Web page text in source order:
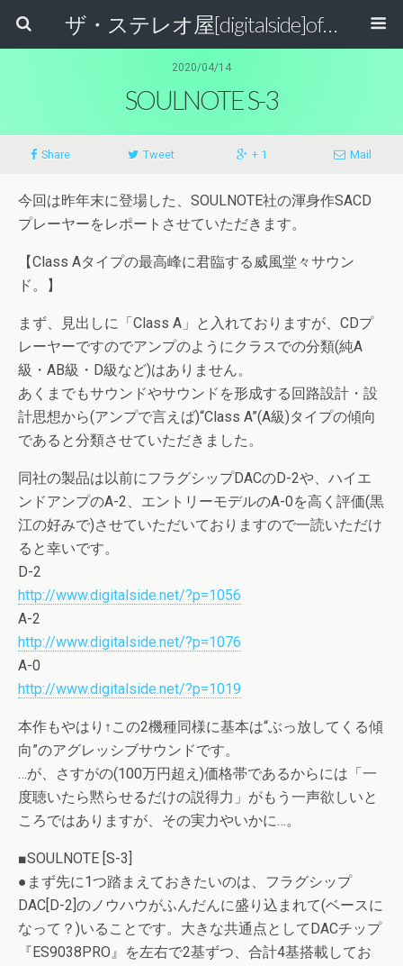
ザ・ステレオ屋[digitalside]official blog.
2020/04/14
SOULNOTE S-3
Share Tweet + 1 Mail
今回は昨年末に登場した、SOULNOTE社の渾身作SACD
プレーヤーをレポートさせていただきます。
【Class Aタイプの最高峰に君臨する威風堂々サウン
ド。】
まず、見出しに「Class A」と入れておりますが、CDプ
レーヤーですのでアンプのようにクラスでの分類(純A
級・AB級・D級など)はありません。
あくまでもサウンドやサウンドを形成する回路設計・設
計思想から(アンプで言えば)“Class A”(A級)タイプの傾向
であると分類させていただきました。
同社の製品は以前にフラグシップDACのD-2や、ハイエ
ンドアンプのA-2、エントリーモデルのA-0を高く評価(黒
江の好みで)させていただいておりますので一読いただけ
ると幸いです。
D-2
http://www.digitalside.net/?p=1056
A-2
http://www.digitalside.net/?p=1076
A-0
http://www.digitalside.net/?p=1019
本作もやはり↑この2機種同様に基本は“ぶっ放してくる傾
向”のアグレッシブサウンドです。
…が、さすがの(100万円超え)価格帯であるからには「一
度聴いたら黙らせるだけの説得力」がもう一声欲しいと
ころではありますが、その実力やいかに…。
■SOULNOTE [S-3]
●まず先に1つ踏まえておきたいのは、フラグシップ
DAC[D-2]のノウハウがふんだんに盛り込まれて(ベースに
なって？)いることです。大きな共通点としてDACチップ
『ES9038PRO』を左右で2基ずつ、合計4基搭載してお